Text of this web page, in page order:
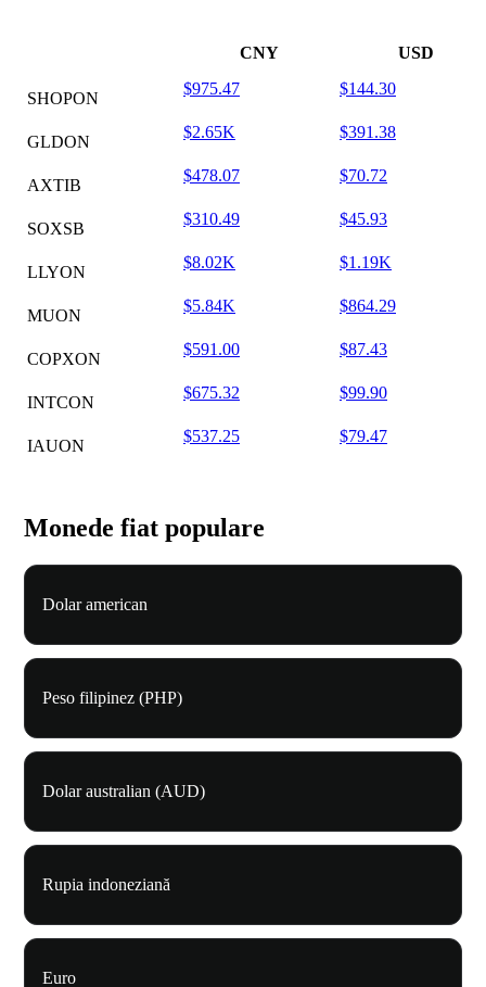
CNY USD
SHOPON
$975.47 $144.30
GLDON
$2.65K $391.38
AXTIB
$478.07 $70.72
SOXSB
$310.49 $45.93
LLYON
$8.02K $1.19K
MUON
$5.84K $864.29
COPXON
$591.00 $87.43
INTCON
$675.32 $99.90
IAUON
$537.25 $79.47
Monede fiat populare
Dolar american
Peso filipinez (PHP)
Dolar australian (AUD)
Rupia indoneziană
Euro